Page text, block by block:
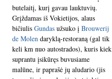
butelaitį, kurį gavau lauktuvių.
Grįždamas iš Vokietijos, alaus
bičiulis Gundas užsuko į Brouwerij
de Molen daryklą-restoraną (gal tik
keli km nuo autostrados), kuris kiek
suprantu įsikūręs buvusiame
malūne, ir paprašė jų aludario (jis